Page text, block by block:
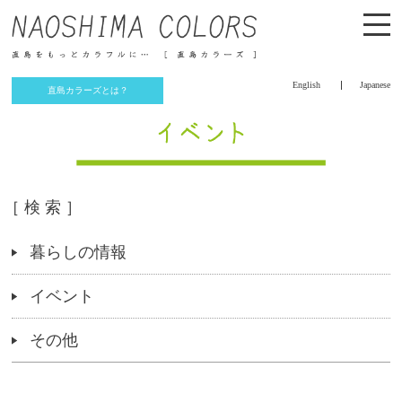
直島カラーズとは？
English Japanese
［ 検 索 ］
暮らしの情報
イベント
その他